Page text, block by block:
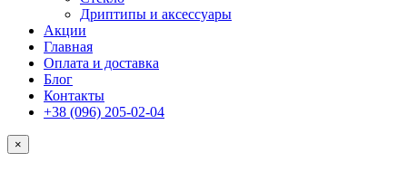
Дриптипы и аксессуары
Акции
Главная
Оплата и доставка
Блог
Контакты
+38 (096) 205-02-04
×